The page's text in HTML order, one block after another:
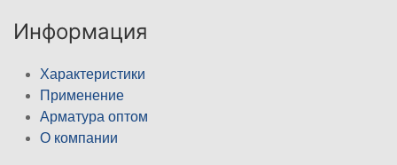
Информация
Характеристики
Применение
Арматура оптом
О компании